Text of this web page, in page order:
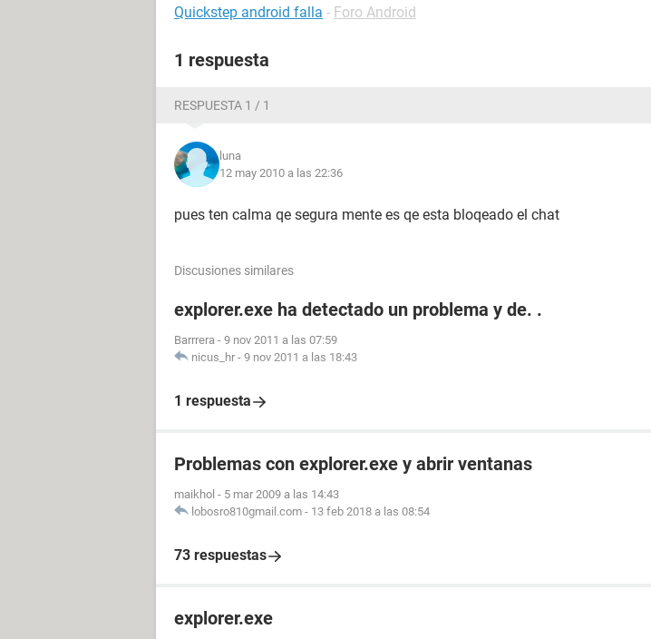
Quickstep android falla - Foro Android
1 respuesta
RESPUESTA 1 / 1
luna
12 may 2010 a las 22:36
pues ten calma qe segura mente es qe esta bloqeado el chat
Discusiones similares
explorer.exe ha detectado un problema y de. .
Barrrera - 9 nov 2011 a las 07:59
nicus_hr - 9 nov 2011 a las 18:43
1 respuesta
Problemas con explorer.exe y abrir ventanas
maikhol - 5 mar 2009 a las 14:43
lobosro810gmail.com - 13 feb 2018 a las 08:54
73 respuestas
explorer.exe